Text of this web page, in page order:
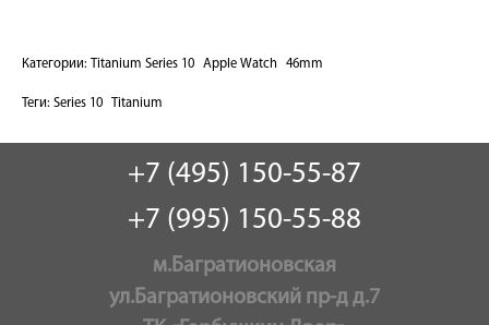
Категории: Titanium Series 10 Apple Watch 46mm
Теги: Series 10 Titanium
+7 (495) 150-55-87
+7 (995) 150-55-88
м.Багратионовская
ул.Багратионовский пр-д д.7